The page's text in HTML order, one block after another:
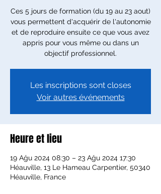
Ces 5 jours de formation (du 19 au 23 aout)
vous permettent d'acquérir de l'autonomie
et de reproduire ensuite ce que vous avez
appris pour vous même ou dans un
objectif professionnel.
Les inscriptions sont closes
Voir autres événements
Heure et lieu
19 Ağu 2024 08:30 – 23 Ağu 2024 17:30
Héauville, 13 Le Hameau Carpentier, 50340
Héauville, France